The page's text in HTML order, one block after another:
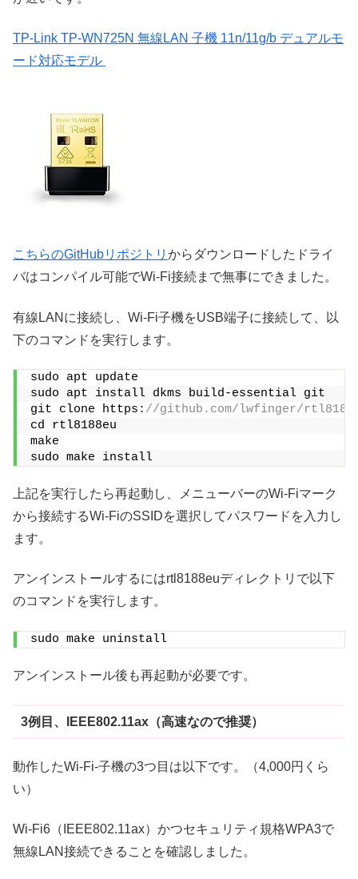
TP-Link TP-WN725N 無線LAN 子機 11n/11g/b デュアルモ
ード対応モデル
こちらのGitHubリポジトリ からダウンロードしたドライ
バはコンパイル可能でWi-Fi接続まで無事にできました。
有線LANに接続し、Wi-Fi子機をUSB端子に接続して、以
下のコマンドを実行します。
sudo apt update
sudo apt install dkms build-essential git
git clone https: //github.com/lwfinger/
cd rtl8188eu
make
sudo make install
上記を実行したら再起動し、メニューバーのWi-Fiマーク
から接続するWi-FiのSSIDを選択してパスワードを入力し
ます。
アンインストールするにはrtl8188euディレクトリで以下
のコマンドを実行します。
sudo make uninstall
アンインストール後も再起動が必要です。
3例目、IEEE802.11ax（高速なので推奨）
動作したWi-Fi-子機の3つ目は以下です。（4,000円くら
い）
Wi-Fi6（IEEE802.11ax）かつセキュリティ規格WPA3で
無線LAN接続できることを確認しました。